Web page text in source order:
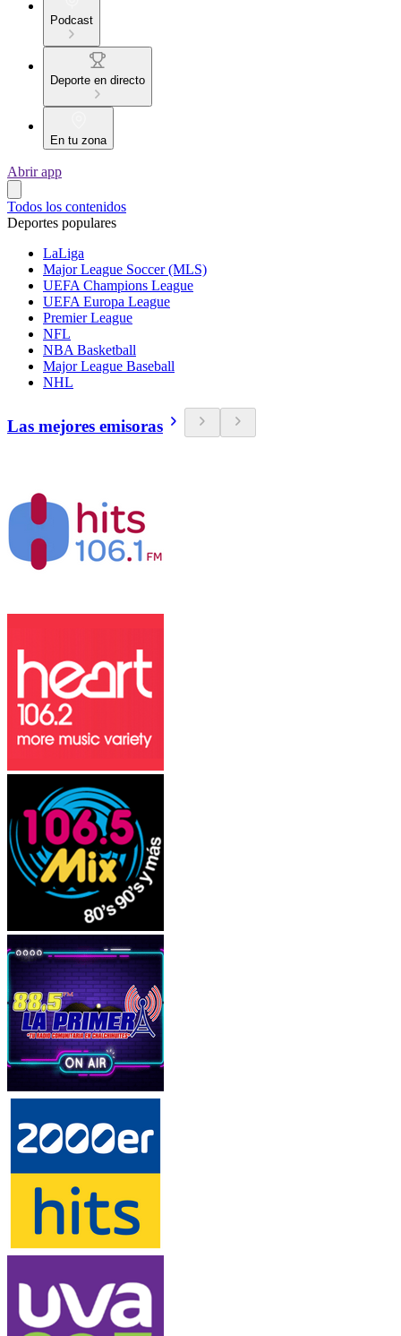
Podcast
Deporte en directo
En tu zona
Abrir app
Todos los contenidos
Deportes populares
LaLiga
Major League Soccer (MLS)
UEFA Champions League
UEFA Europa League
Premier League
NFL
NBA Basketball
Major League Baseball
NHL
Las mejores emisoras